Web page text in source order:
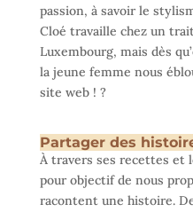
passion, à savoir le
Cloé travaille chez un
Luxembourg, mais dès
la jeune femme nous
site web ! ?
Partager des
À travers ses recettes et
pour objectif de nous
racontent une histoire.